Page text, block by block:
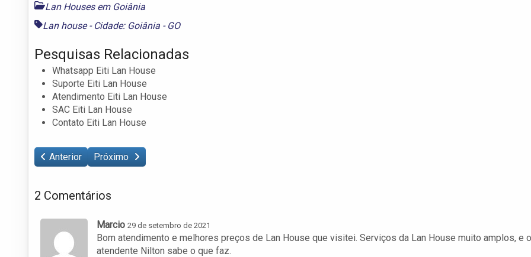
Lan Houses em Goiânia
Lan house - Cidade: Goiânia - GO
Pesquisas Relacionadas
Whatsapp Eiti Lan House
Suporte Eiti Lan House
Atendimento Eiti Lan House
SAC Eiti Lan House
Contato Eiti Lan House
Anterior Próximo
2 Comentários
Marcio 29 de setembro de 2021
Bom atendimento e melhores preços de Lan House que visitei. Serviços da Lan House muito amplos, e o
atendente Nilton sabe o que faz.